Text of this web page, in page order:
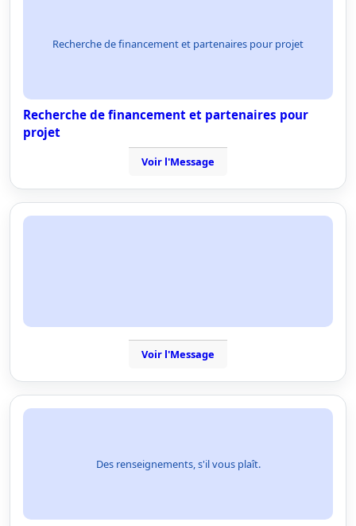
Recherche de financement et partenaires pour projet
Recherche de financement et partenaires pour
projet
Voir l'Message
Voir l'Message
Des renseignements, s'il vous plaît.